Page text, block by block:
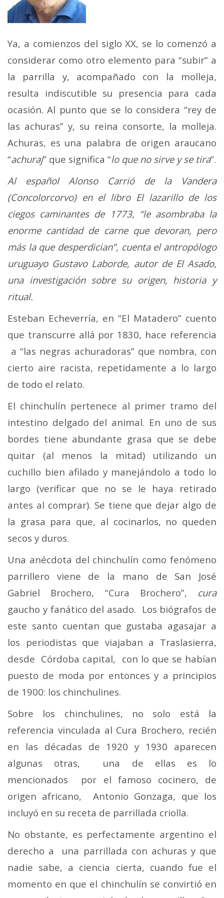
Ya, a comienzos del siglo XX, se lo comenzó a
considerar como otro elemento para “subir” a
la parrilla y, acompañado con la molleja,
resulta indiscutible su presencia para cada
ocasión. Al punto que se lo considera “rey de
las achuras” y, su reina consorte, la molleja.
Achuras, es una palabra de origen araucano
“achuraj” que significa “lo que no sirve y se tira”.
Al español Alonso Carrió de la Vandera
(Concolorcorvo) en el libro El lazarillo de los
ciegos caminantes de 1773, “le asombraba la
enorme cantidad de carne que devoran, pero
más la que desperdician”, cuenta el antropólogo
uruguayo Gustavo Laborde, autor de El Asado,
una investigación sobre su origen, historia y
ritual.
Esteban Echeverría, en “El Matadero” cuento
que transcurre allá por 1830, hace referencia
a “las negras achuradoras” que nombra, con
cierto aire racista, repetidamente a lo largo
de todo el relato.
El chinchulín pertenece al primer tramo del
intestino delgado del animal. En uno de sus
bordes tiene abundante grasa que se debe
quitar (al menos la mitad) utilizando un
cuchillo bien afilado y manejándolo a todo lo
largo (verificar que no se le haya retirado
antes al comprar). Se tiene que dejar algo de
la grasa para que, al cocinarlos, no queden
secos y duros.
Una anécdota del chinchulín como fenómeno
parrillero viene de la mano de San José
Gabriel Brochero, “Cura Brochero”, cura
gaucho y fanático del asado. Los biógrafos de
este santo cuentan que gustaba agasajar a
los periodistas que viajaban a Traslasierra,
desde Córdoba capital, con lo que se habían
puesto de moda por entonces y a principios
de 1900: los chinchulines.
Sobre los chinchulines, no solo está la
referencia vinculada al Cura Brochero, recién
en las décadas de 1920 y 1930 aparecen
algunas otras, una de ellas es lo
mencionados por el famoso cocinero, de
origen africano, Antonio Gonzaga, que los
incluyó en su receta de parrillada criolla.
No obstante, es perfectamente argentino el
derecho a una parrillada con achuras y que
nadie sabe, a ciencia cierta, cuando fue el
momento en que el chinchulín se convirtió en